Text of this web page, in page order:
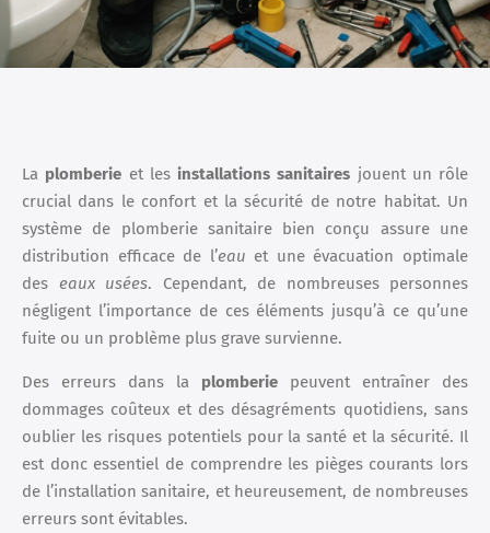
La plomberie et les installations sanitaires jouent un rôle
crucial dans le confort et la sécurité de notre habitat. Un
système de plomberie sanitaire bien conçu assure une
distribution efficace de l’eau et une évacuation optimale
des eaux usées. Cependant, de nombreuses personnes
négligent l’importance de ces éléments jusqu’à ce qu’une
fuite ou un problème plus grave survienne.
Des erreurs dans la plomberie peuvent entraîner des
dommages coûteux et des désagréments quotidiens, sans
oublier les risques potentiels pour la santé et la sécurité. Il
est donc essentiel de comprendre les pièges courants lors
de l’installation sanitaire, et heureusement, de nombreuses
erreurs sont évitables.